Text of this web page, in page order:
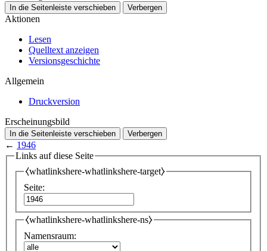
In die Seitenleiste verschieben Verbergen
Aktionen
Lesen
Quelltext anzeigen
Versionsgeschichte
Allgemein
Druckversion
Erscheinungsbild
In die Seitenleiste verschieben Verbergen
← 1946
Links auf diese Seite
⧼whatlinkshere-whatlinkshere-target⧽
Seite:
⧼whatlinkshere-whatlinkshere-ns⧽
Namensraum: